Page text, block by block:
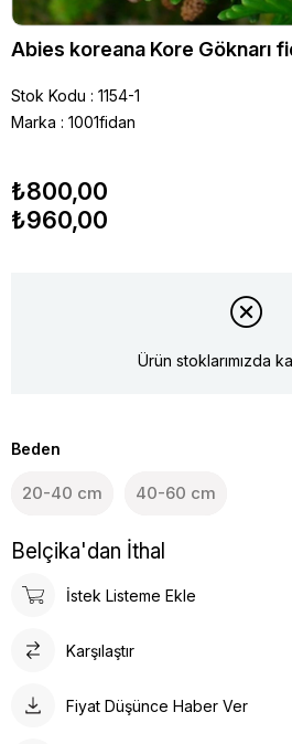
Abies koreana Kore Göknarı
Stok Kodu
1154-1
Marka : 1001fidan
₺800,00
₺960,00
Ürün stoklarımızda
Beden
20-40 cm 40-60 cm
Belçika'dan İthal
İstek Listeme Ekle
Karşılaştır
Fiyat Düşünce Haber Ver